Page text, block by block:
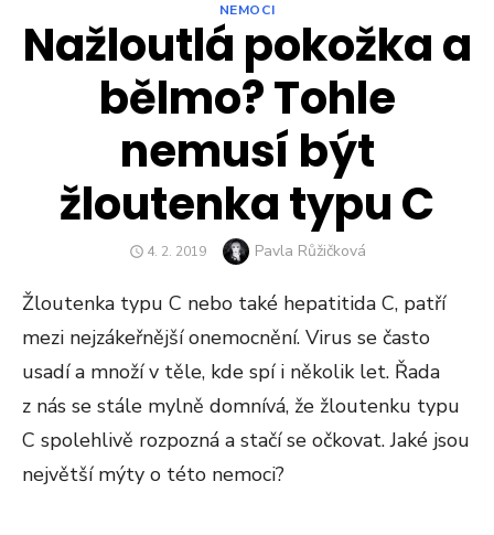
NEMOCI
Nažloutlá pokožka a
bělmo? Tohle
nemusí být
žloutenka typu C
POSTED
4. 2. 2019 Author
Pavla Růžičková
Žloutenka typu C nebo také hepatitida C, patří
mezi nejzákeřnější onemocnění. Virus se často
usadí a množí v těle, kde spí i několik let. Řada
z nás se stále mylně domnívá, že žloutenku typu
C spolehlivě rozpozná a stačí se očkovat. Jaké jsou
největší mýty o této nemoci?